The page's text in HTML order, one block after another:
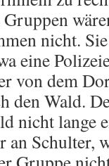
nicht.
eine
von dem
den Wald.
nicht lange
an Schulter,